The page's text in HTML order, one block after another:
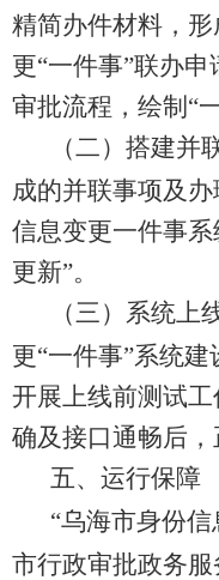
精简办件材料，
更“一件事”联办申
审批流程，绘制 “
（二）搭建并
成的并联事项及
信息变更一件事系
更新”。
（三）系统上
更“一件事”系统建
开展上线前测试
确及接口通畅后，
五、运行保障
“乌海市身份
市行政审批政务服